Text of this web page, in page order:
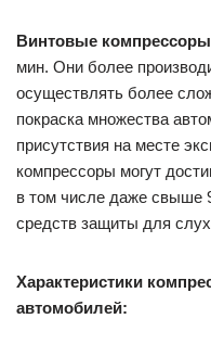
Винтовые компрессоры
мин. Они более
осуществлять более
покраска множества
присутствия на месте
компрессоры могут
в том числе даже свыше
средств защиты для
Характеристики
автомобилей: